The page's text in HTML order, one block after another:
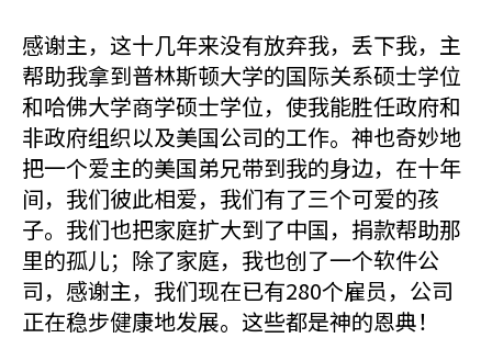
感谢主，这十几年来没有放弃我，丢下我，主
帮助我拿到普林斯顿大学的国际关系硕士学位
和哈佛大学商学硕士学位，使我能胜任政府和
非政府组织以及美国公司的工作。神也奇妙地
把一个爱主的美国弟兄带到我的身边，在十年
间，我们彼此相爱，我们有了三个可爱的孩
子。我们也把家庭扩大到了中国，捐款帮助那
里的孤儿；除了家庭，我也创了一个软件公
司，感谢主，我们现在已有280个雇员，公司
正在稳步健康地发展。这些都是神的恩典！